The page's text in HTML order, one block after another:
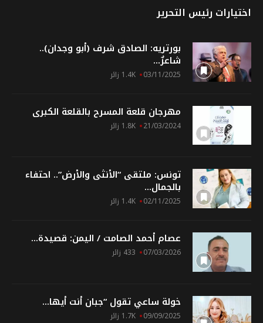
اختيارات رئيس التحرير
بورتريه: الصادق شرف (أبو وجدان)..
شاعرٌ...
03/11/2025 1.4K زائر
مهرجان قلعة المسرح بالقلعة الكبرى
21/03/2024 1.8K زائر
تونس: ملتقى “الأنثى والأرض”.. احتفاء
بالجمال...
02/11/2025 1.4K زائر
عصام أحمد الصامت / اليمن: قصيدة...
07/03/2026 433 زائر
خولة ساعي تقول “جبان أنت أيها...
09/09/2025 1.7K زائر